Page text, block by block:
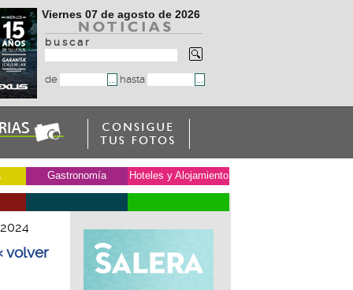
Viernes 07 de agosto de 2026
b u s c a r
de hasta
Gastronomía Hoteles y Alojamiento
volver